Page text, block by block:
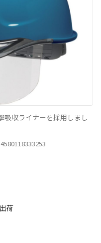
吸収ライナーを採用しまし